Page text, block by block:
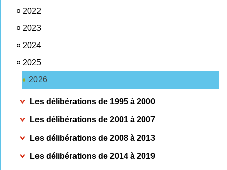
¤ 2022
¤ 2023
¤ 2024
¤ 2025
2026
Les délibérations de 1995 à 2000
Les délibérations de 2001 à 2007
Les délibérations de 2008 à 2013
Les délibérations de 2014 à 2019